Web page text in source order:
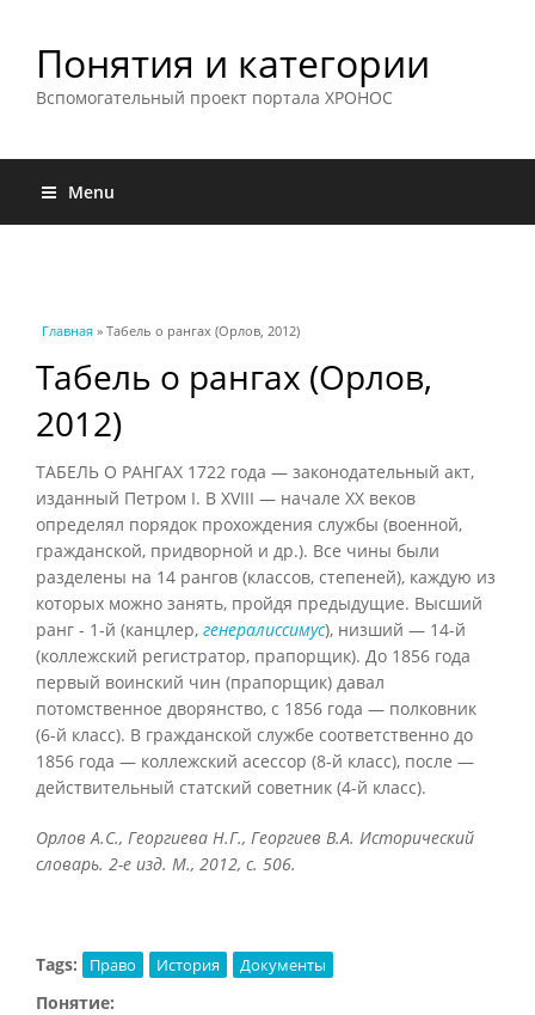
Понятия и категории
Вспомогательный проект портала ХРОНОС
Menu
Вы здесь
Главная » Табель о рангах (Орлов, 2012)
Табель о рангах (Орлов,
2012)
ТАБЕЛЬ О РАНГАХ 1722 года — законодательный акт,
изданный Петром I. В XVIII — начале XX веков
определял порядок прохождения службы (военной,
гражданской, придворной и др.). Все чины были
разделены на 14 рангов (классов, степеней), каждую из
которых можно занять, пройдя предыдущие. Высший
ранг - 1-й (канцлер, генералиссимус), низший — 14-й
(коллежский регистратор, прапорщик). До 1856 года
первый воинский чин (прапорщик) давал
потомственное дворянство, с 1856 года — полковник
(6-й класс). В гражданской службе соответственно до
1856 года — коллежский асессор (8-й класс), после —
действительный статский советник (4-й класс).
Орлов А.С., Георгиева Н.Г., Георгиев В.А. Исторический
словарь. 2-е изд. М., 2012, с. 506.
Tags: Право История Документы
Понятие: